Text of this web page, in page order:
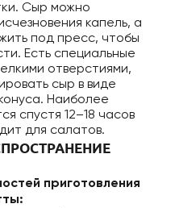
Сыр можно
капель, а
под пресс, чтобы
Есть специальные
отверстиями,
сыр в виде
Наиболее
спустя 12–18 часов
для салатов.
приготовления